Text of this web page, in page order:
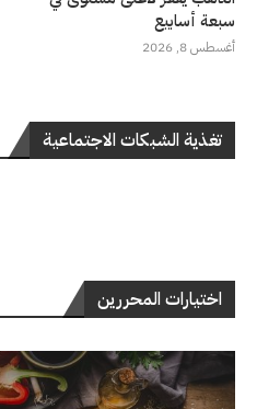
سبعة أسابيع
أغسطس 8, 2026
تغذية الشبكات الاجتماعية
اختيارات المحررين